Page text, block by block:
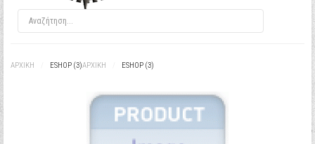
ΑΡΧΙΚΉ ESHOP (3)ΑΡΧΙΚΉ ESHOP (3)
Κωδικός
Να με θυμάσαι